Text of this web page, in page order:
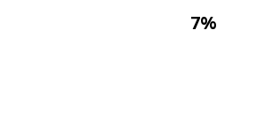
7%